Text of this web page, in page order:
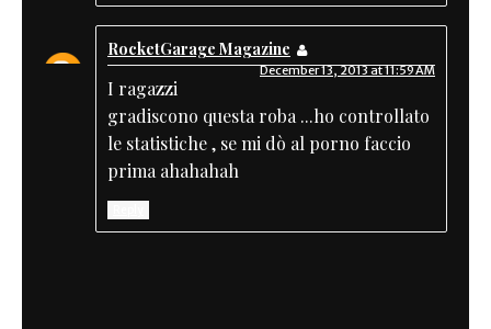
RocketGarage Magazine
December 13, 2013 at 11:59 AM
I ragazzi
gradiscono questa roba ...ho controllato
le statistiche , se mi dò al porno faccio
prima ahahahah